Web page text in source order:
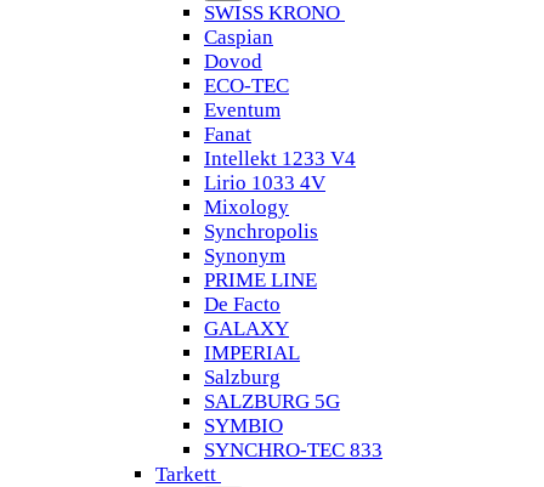
SWISS KRONO
Caspian
Dovod
ECO-TEC
Eventum
Fanat
Intellekt 1233 V4
Lirio 1033 4V
Mixology
Synchropolis
Synonym
PRIME LINE
De Facto
GALAXY
IMPERIAL
Salzburg
SALZBURG 5G
SYMBIO
SYNCHRO-TEC 833
Tarkett